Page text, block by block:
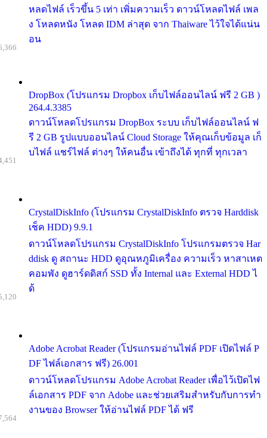
หลดไฟล์ เร็วขึ้น 5 เท่า เพิ่มความเร็ว ดาวน์โหลดไฟล์ เพล
ง โหลดหนัง โหลด IDM ล่าสุด จาก Thaiware ไว้ใจได้แน่น
อน
DropBox (โปรแกรม Dropbox เก็บไฟล์ออนไลน์ ฟรี 2 GB )
264.4.3385
ดาวน์โหลดโปรแกรม DropBox ระบบ เก็บไฟล์ออนไลน์ ฟ
รี 2 GB รูปแบบออนไลน์ Cloud Storage ให้คุณเก็บข้อมูล เก็
บไฟล์ แชร์ไฟล์ ต่างๆ ให้คนอื่น เข้าถึงได้ ทุกที่ ทุกเวลา
CrystalDiskInfo (โปรแกรม CrystalDiskInfo ตรวจ Harddisk
เช็ค HDD) 9.9.1
ดาวน์โหลดโปรแกรม CrystalDiskInfo โปรแกรมตรวจ Har
ddisk ดู สถานะ HDD ดูอุณหภูมิเครื่อง ความเร็ว หาสาเหต
คอมพัง ดูฮาร์ดดิสก์ SSD ทั้ง Internal และ External HDD ไ
ด้
Adobe Acrobat Reader (โปรแกรมอ่านไฟล์ PDF เปิดไฟล์ P
DF ไฟล์เอกสาร ฟรี) 26.001
ดาวน์โหลดโปรแกรม Adobe Acrobat Reader เพื่อไว้เปิดไฟ
ล์เอกสาร PDF จาก Adobe และช่วยเสริมสำหรับกับการทำ
งานของ Browser ให้อ่านไฟล์ PDF ได้ ฟรี